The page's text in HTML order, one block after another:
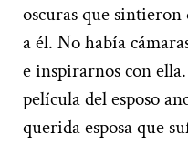
oscuras que
a él. No había
e inspirarnos con
película del esposo
querida esposa que